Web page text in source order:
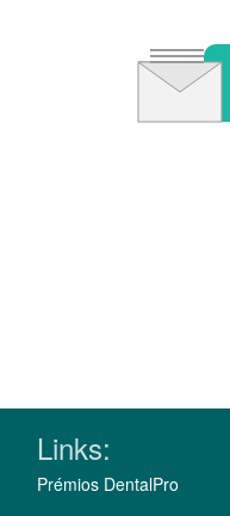
Links:
Prémios DentalPro